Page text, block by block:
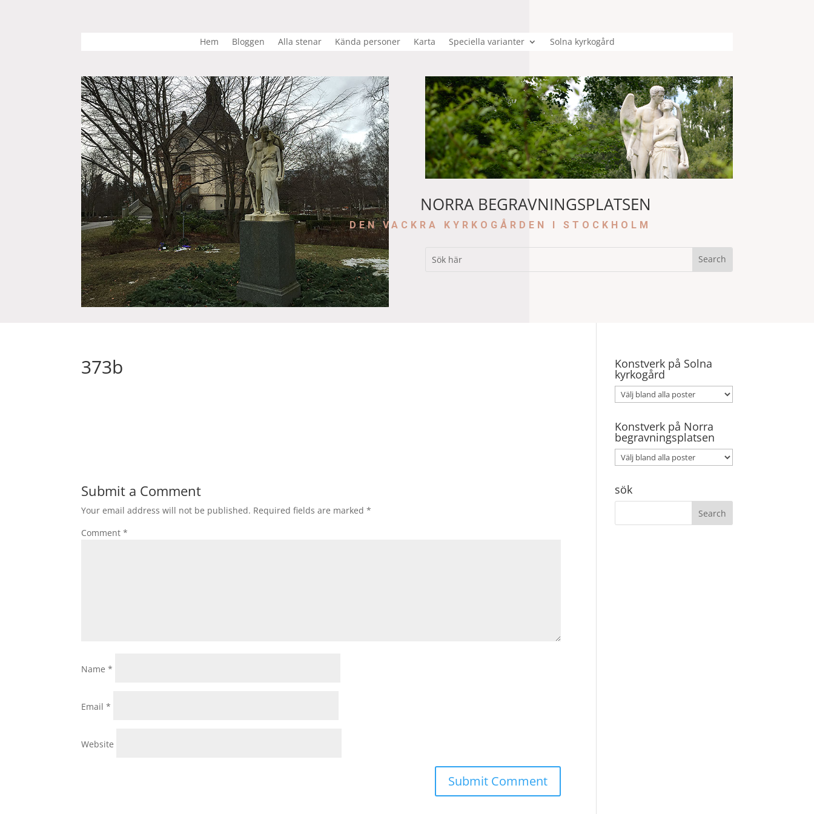
Hem Bloggen Alla stenar Kända personer Karta Speciella varianter Solna kyrkogård
NORRA BEGRAVNINGSPLATSEN
DEN VACKRA KYRKOGÅRDEN I STOCKHOLM
373b
Submit a Comment
Your email address will not be published. Required fields are marked*
Comment*
Name*
Email*
Website
Konstverk på Solna
kyrkogård
Konstverk på Norra
begravningsplatsen
sök